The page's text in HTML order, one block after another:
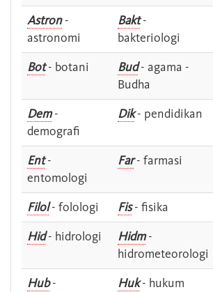
Astron-
astronomi
Bakt-
bakteriologi
Bot- botani Bud- agama -
Budha
Dem-
demografi
Dik- pendidikan
Ent-
entomologi
Far- farmasi
Filol- folologi Fis- fisika
Hid- hidrologi Hidm-
hidrometeorologi
Hub-
Huk- hukum